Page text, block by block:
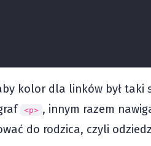
kolor dla linków był
<p> , innym razem
do rodzica, czyli